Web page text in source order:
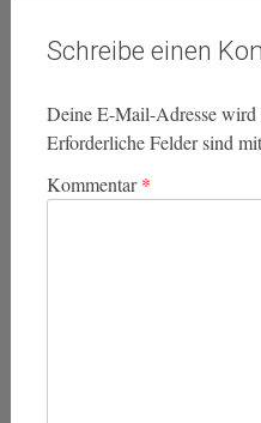
Schreibe einen
Deine E-Mail-Adresse
Erforderliche Felder sind mit
Kommentar*